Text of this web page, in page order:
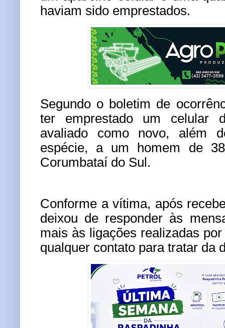
haviam sido emprestados.
Segundo o boletim de
ter emprestado um celular
avaliado como novo, além
espécie, a um homem de
Corumbataí do Sul.
Conforme a vítima, após
deixou de responder às
mais às ligações realizadas
qualquer contato para tratar da